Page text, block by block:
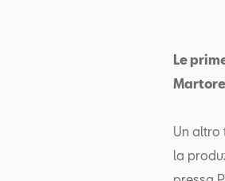
Le
Un altro
la